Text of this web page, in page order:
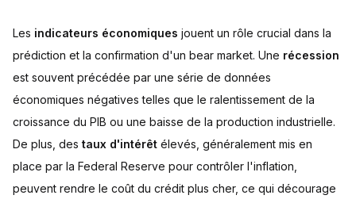
Les indicateurs économiques jouent un rôle crucial dans la
prédiction et la confirmation d'un bear market. Une récession
est souvent précédée par une série de données
économiques négatives telles que le ralentissement de la
croissance du PIB ou une baisse de la production industrielle.
De plus, des taux d'intérêt élevés, généralement mis en
place par la Federal Reserve pour contrôler l'inflation,
peuvent rendre le coût du crédit plus cher, ce qui décourage